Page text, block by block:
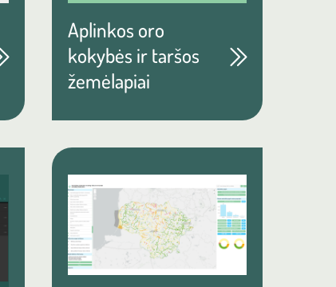
Aplinkos oro
kokybės ir taršos
žemėlapiai